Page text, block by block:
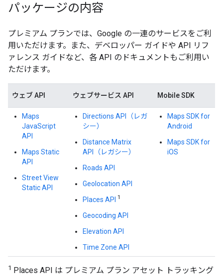
パッケージの内容
プレミアム プランでは、Google の一連のサービスをご利
用いただけます。また、デベロッパー ガイドや API リフ
ァレンス ガイドなど、各 API のドキュメントもご利用い
ただけます。
ウェブ API ウェブサービス API Mobile SDK
Maps
JavaScript
API
Maps Static
API
Street View
Static API
Directions API（レガ
シー）
Distance Matrix
API（レガシー）
Roads API
Geolocation API
Places API 1
Geocoding API
Elevation API
Time Zone API
Maps SDK for
Android
Maps SDK for
iOS
1 Places API は プレミアム プラン アセット トラッキング